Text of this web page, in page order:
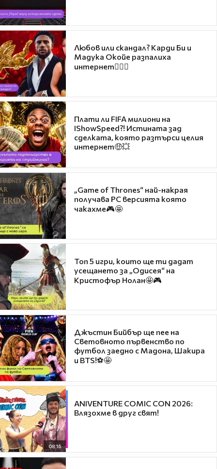
Любов или скандал? Карди Би и
Мадука Окойе разпалиха
интернет❤️‍🔥🔥
Плати ли FIFA милиони на
IShowSpeed?! Истината зад
сделката, която разтърси целия
интернет🤑💥
„Game of Thrones“ най-накрая
получава PC версията която
чакахме🎮🤩
Топ 5 игри, които ще ти дадат
усещането за „Одисея“ на
Кристофър Нолан🤩🎮
Джъстин Бийбър ще пее на
Световното първенство по
футбол заедно с Мадона, Шакира
и BTS!⚽🤩
08:16
ANIVENTURE COMIC CON 2026:
Влязохме в друг свят!